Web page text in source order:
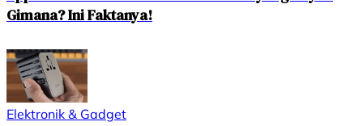
Gimana? Ini Faktanya!
Elektronik & Gadget